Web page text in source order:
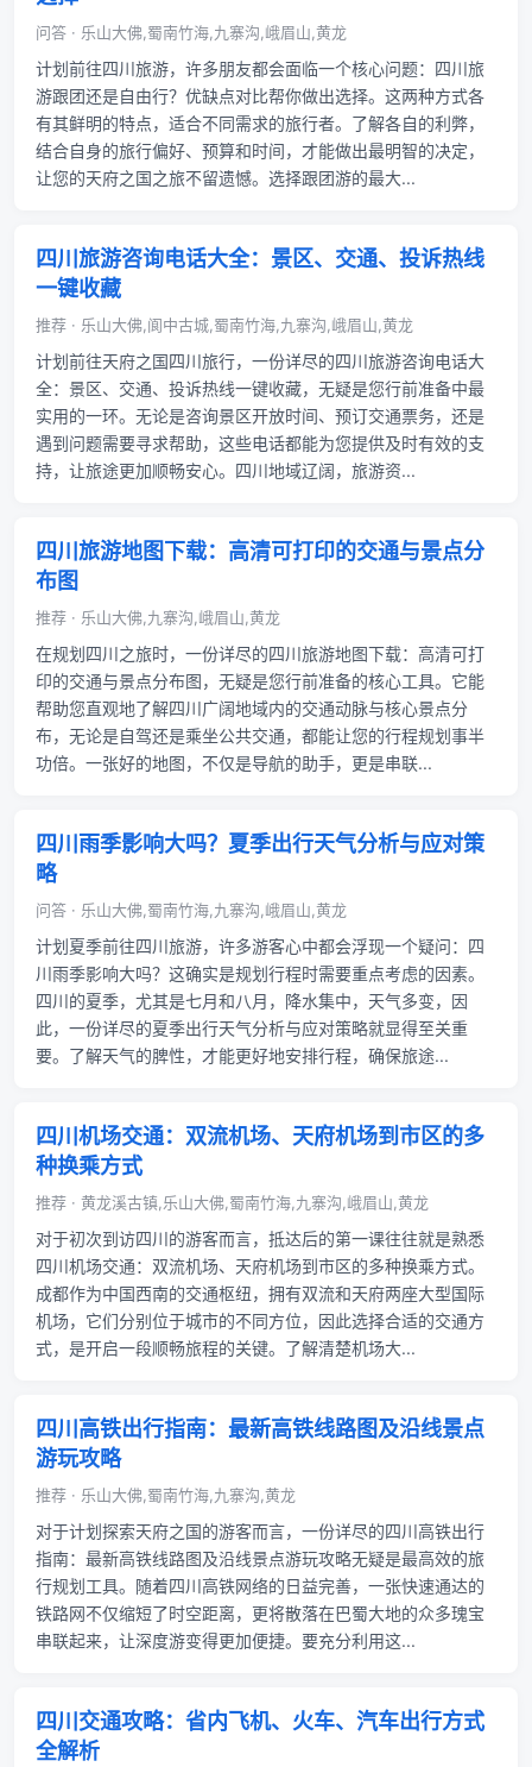
问答 · 乐山大佛,蜀南竹海,九寨沟,峨眉山,黄龙
计划前往四川旅游，许多朋友都会面临一个核心问题：四川旅
游跟团还是自由行？优缺点对比帮你做出选择。这两种方式各
有其鲜明的特点，适合不同需求的旅行者。了解各自的利弊，
结合自身的旅行偏好、预算和时间，才能做出最明智的决定，
让您的天府之国之旅不留遗憾。选择跟团游的最大...
四川旅游咨询电话大全：景区、交通、投诉热线
一键收藏
推荐 · 乐山大佛,阆中古城,蜀南竹海,九寨沟,峨眉山,黄龙
计划前往天府之国四川旅行，一份详尽的四川旅游咨询电话大
全：景区、交通、投诉热线一键收藏，无疑是您行前准备中最
实用的一环。无论是咨询景区开放时间、预订交通票务，还是
遇到问题需要寻求帮助，这些电话都能为您提供及时有效的支
持，让旅途更加顺畅安心。四川地域辽阔，旅游资...
四川旅游地图下载：高清可打印的交通与景点分
布图
推荐 · 乐山大佛,九寨沟,峨眉山,黄龙
在规划四川之旅时，一份详尽的四川旅游地图下载：高清可打
印的交通与景点分布图，无疑是您行前准备的核心工具。它能
帮助您直观地了解四川广阔地域内的交通动脉与核心景点分
布，无论是自驾还是乘坐公共交通，都能让您的行程规划事半
功倍。一张好的地图，不仅是导航的助手，更是串联...
四川雨季影响大吗？夏季出行天气分析与应对策
略
问答 · 乐山大佛,蜀南竹海,九寨沟,峨眉山,黄龙
计划夏季前往四川旅游，许多游客心中都会浮现一个疑问：四
川雨季影响大吗？这确实是规划行程时需要重点考虑的因素。
四川的夏季，尤其是七月和八月，降水集中，天气多变，因
此，一份详尽的夏季出行天气分析与应对策略就显得至关重
要。了解天气的脾性，才能更好地安排行程，确保旅途...
四川机场交通：双流机场、天府机场到市区的多
种换乘方式
推荐 · 黄龙溪古镇,乐山大佛,蜀南竹海,九寨沟,峨眉山,黄龙
对于初次到访四川的游客而言，抵达后的第一课往往就是熟悉
四川机场交通：双流机场、天府机场到市区的多种换乘方式。
成都作为中国西南的交通枢纽，拥有双流和天府两座大型国际
机场，它们分别位于城市的不同方位，因此选择合适的交通方
式，是开启一段顺畅旅程的关键。了解清楚机场大...
四川高铁出行指南：最新高铁线路图及沿线景点
游玩攻略
推荐 · 乐山大佛,蜀南竹海,九寨沟,黄龙
对于计划探索天府之国的游客而言，一份详尽的四川高铁出行
指南：最新高铁线路图及沿线景点游玩攻略无疑是最高效的旅
行规划工具。随着四川高铁网络的日益完善，一张快速通达的
铁路网不仅缩短了时空距离，更将散落在巴蜀大地的众多瑰宝
串联起来，让深度游变得更加便捷。要充分利用这...
四川交通攻略：省内飞机、火车、汽车出行方式
全解析